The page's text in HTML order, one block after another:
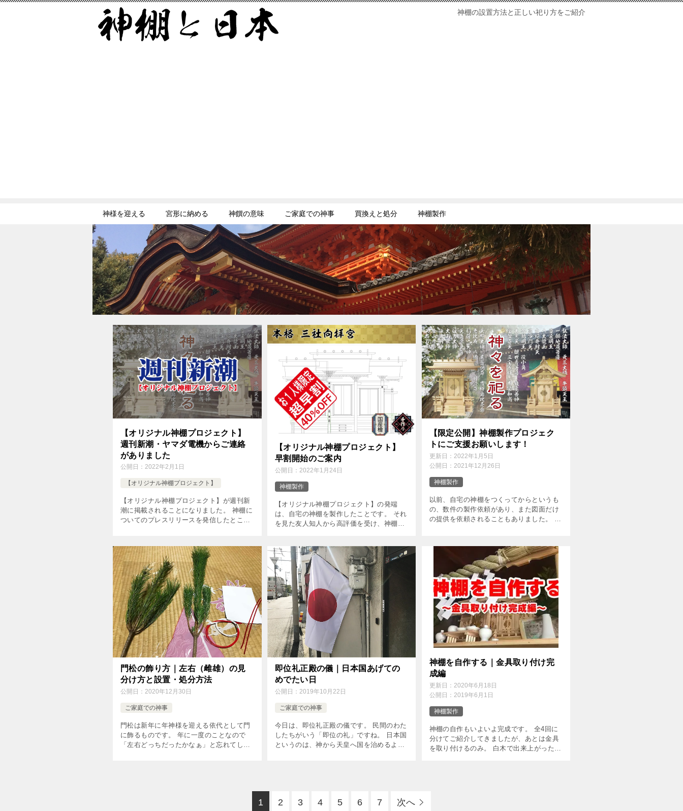
神棚の設置方法と正しい祀り方をご紹介
神様を迎える 宮形に納める 神饌の意味 ご家庭での神事 買換えと処分 神棚製作
【オリジナル神棚プロジェクト】
週刊新潮・ヤマダ電機からご連絡
がありました
公開日： 2022年2月1日
【オリジナル神棚プロジェクト】
【オリジナル神棚プロジェクト】が週刊新
潮に掲載されることになりました。 神棚に
ついてのプレスリリースを発信したとこ
ですねぇ なかでも、最初にご […]
【オリジナル神棚プロジェクト】
早割開始のご案内
公開日： 2022年1月24日
神棚製作
【オリジナル神棚プロジェクト】の発端
は、自宅の神棚を製作したことです。 それ
を見た友人知人から高評価を受け、神棚製
といった要望に対応するよう平 […]
【限定公開】神棚製作プロジェク
トにご支援お願いします！
更新日： 2022年1月5日
公開日： 2021年12月26日
神棚製作
以前、自宅の神棚をつくってからというも
の、数件の製作依頼があり、また図面だけ
の提供を依頼されることもありました。 そ
製作することができるようになっ […]
門松の飾り方｜左右（雌雄）の見
分け方と設置・処分方法
公開日： 2020年12月30日
ご家庭での神事
門松は新年に年神様を迎える依代として門
に飾るものです。 年に一度のことなので
「左右どっちだったかなぁ」と忘れてしま
即位礼正殿の儀｜日本国あげての
めでたい日
公開日： 2019年10月22日
ご家庭での神事
今日は、即位礼正殿の儀です。 民間のわた
したちがいう「即位の礼」ですね。 日本国
というのは、神から天皇へ国を治めるよう
神棚を自作する｜金具取り付け完
成編
更新日： 2020年6月18日
公開日： 2019年6月1日
神棚製作
神棚の自作もいよいよ完成です。 全4回に
分けてご紹介してきましたが、あとは金具
を取り付けるのみ。 白木で出来上がった神
1 2 3 4 5 6 7 次へ